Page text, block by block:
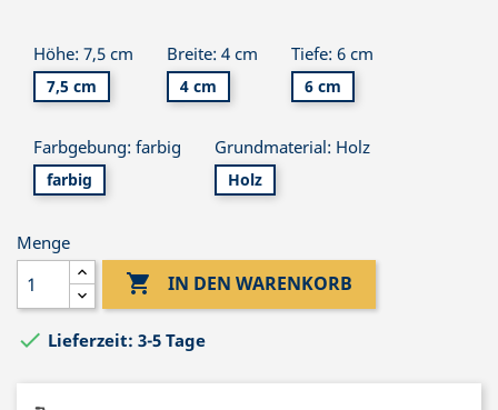
Höhe: 7,5 cm
7,5 cm
Breite: 4 cm
4 cm
Tiefe: 6 cm
6 cm
Farbgebung: farbig
farbig
Grundmaterial: Holz
Holz
Menge
 IN DEN WARENKORB
 Lieferzeit: 3-5 Tage